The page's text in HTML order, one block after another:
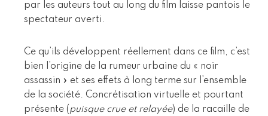
par les auteurs tout au long du film laisse pantois le
spectateur averti.
Ce qu’ils développent réellement dans ce film, c’est
bien l’origine de la rumeur urbaine du « noir
assassin » et ses effets à long terme sur l’ensemble
de la société. Concrétisation virtuelle et pourtant
présente (puisque crue et relayée) de la racaille de